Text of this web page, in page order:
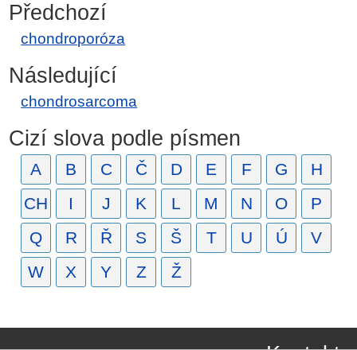
Předchozí
chondroporóza
Následující
chondrosarcoma
Cizí slova podle písmen
A B C Č D E F G
H
CH
I J K L M N O
P
Q
R Ř S Š T U Ú
V
W
X Y Z Ž